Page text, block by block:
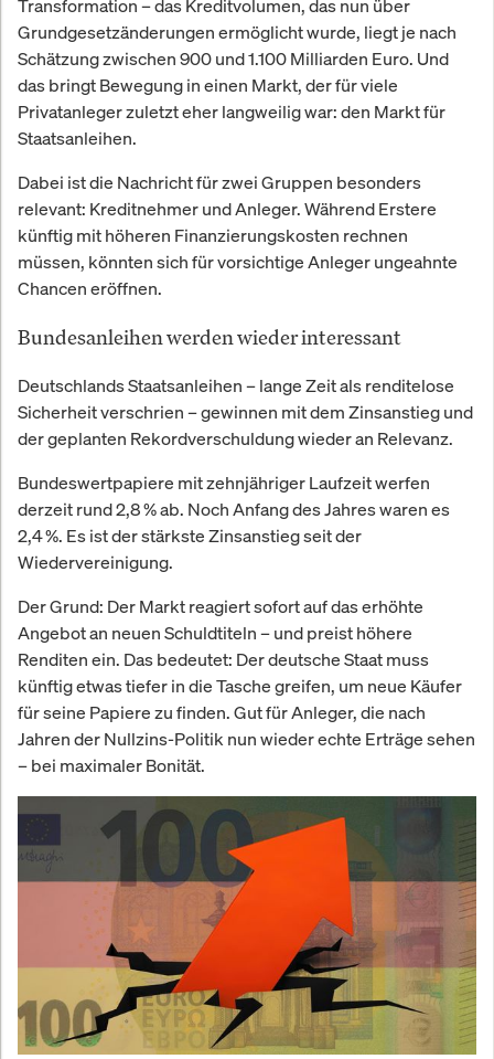
Transformation – das Kreditvolumen, das nun über
Grundgesetzänderungen ermöglicht wurde, liegt je nach
Schätzung zwischen 900 und 1.100 Milliarden Euro. Und
das bringt Bewegung in einen Markt, der für viele
Privatanleger zuletzt eher langweilig war: den Markt für
Staatsanleihen.
Dabei ist die Nachricht für zwei Gruppen besonders
relevant: Kreditnehmer und Anleger. Während Erstere
künftig mit höheren Finanzierungskosten rechnen
müssen, könnten sich für vorsichtige Anleger ungeahnte
Chancen eröffnen.
Bundesanleihen werden wieder interessant
Deutschlands Staatsanleihen – lange Zeit als renditelose
Sicherheit verschrien – gewinnen mit dem Zinsanstieg und
der geplanten Rekordverschuldung wieder an Relevanz.
Bundeswertpapiere mit zehnjähriger Laufzeit werfen
derzeit rund 2,8 % ab. Noch Anfang des Jahres waren es
2,4 %. Es ist der stärkste Zinsanstieg seit der
Wiedervereinigung.
Der Grund: Der Markt reagiert sofort auf das erhöhte
Angebot an neuen Schuldtiteln – und preist höhere
Renditen ein. Das bedeutet: Der deutsche Staat muss
künftig etwas tiefer in die Tasche greifen, um neue Käufer
für seine Papiere zu finden. Gut für Anleger, die nach
Jahren der Nullzins-Politik nun wieder echte Erträge sehen
– bei maximaler Bonität.